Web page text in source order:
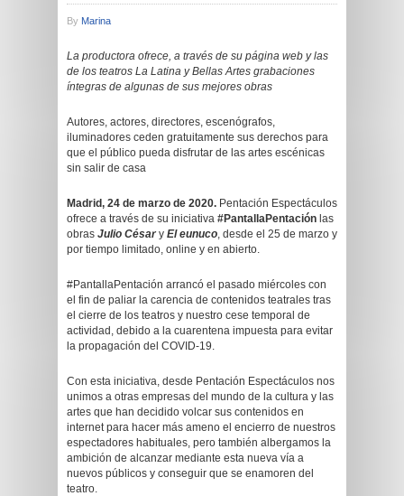
By Marina
La productora ofrece, a través de su página web y las
de los teatros La Latina y Bellas Artes grabaciones
íntegras de algunas de sus mejores obras
Autores, actores, directores, escenógrafos,
iluminadores ceden gratuitamente sus derechos para
que el público pueda disfrutar de las artes escénicas
sin salir de casa
Madrid, 24 de marzo de 2020. Pentación Espectáculos
ofrece a través de su iniciativa #PantallaPentación las
obras Julio Césary El eunuco, desde el 25 de marzo y
por tiempo limitado, online y en abierto.
#PantallaPentación arrancó el pasado miércoles con
el fin de paliar la carencia de contenidos teatrales tras
el cierre de los teatros y nuestro cese temporal de
actividad, debido a la cuarentena impuesta para evitar
la propagación del COVID-19.
Con esta iniciativa, desde Pentación Espectáculos nos
unimos a otras empresas del mundo de la cultura y las
artes que han decidido volcar sus contenidos en
internet para hacer más ameno el encierro de nuestros
espectadores habituales, pero también albergamos la
ambición de alcanzar mediante esta nueva vía a
nuevos públicos y conseguir que se enamoren del
teatro.